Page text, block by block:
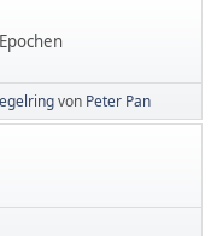
von Peter Pan